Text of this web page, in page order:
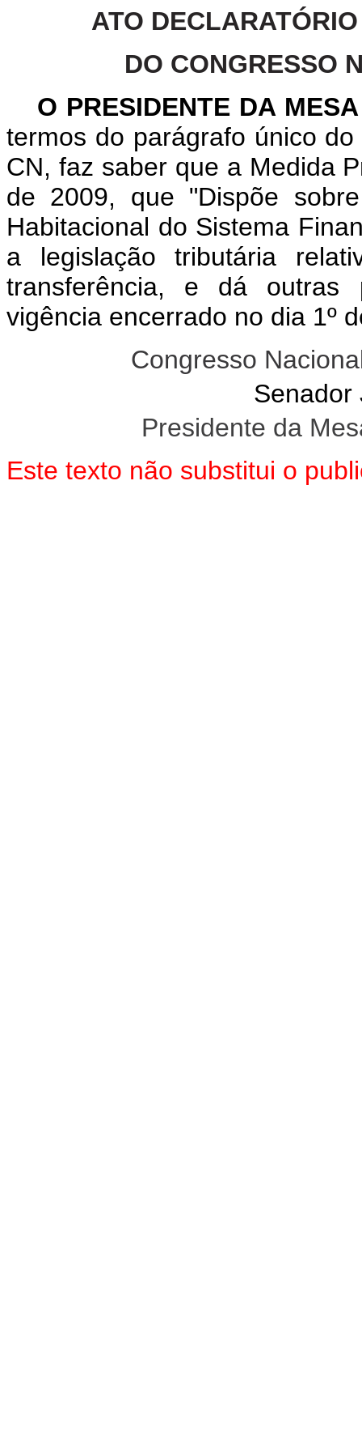
ATO
DO CONGRESSO
O PRESIDENTE DA
termos do parágrafo único
CN, faz saber que a Medida
de 2009, que "Dispõe
Habitacional do Sistema
a legislação tributária
transferência, e dá outras
vigência encerrado no dia 1º
Congresso
Senador
Presidente da
Este texto não substitui o